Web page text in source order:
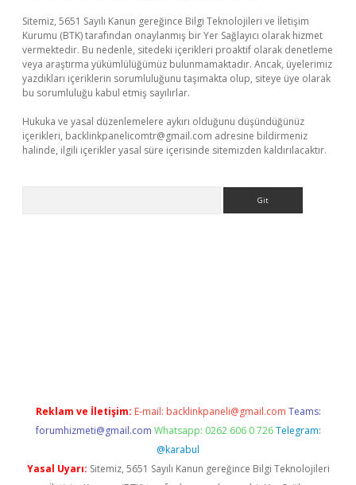
Sitemiz, 5651 Sayılı Kanun gereğince Bilgi Teknolojileri ve İletişim
Kurumu (BTK) tarafından onaylanmış bir Yer Sağlayıcı olarak hizmet
vermektedir. Bu nedenle, sitedeki içerikleri proaktif olarak denetleme
veya araştırma yükümlülüğümüz bulunmamaktadır. Ancak, üyelerimiz
yazdıkları içeriklerin sorumluluğunu taşımakta olup, siteye üye olarak
bu sorumluluğu kabul etmiş sayılırlar.
Hukuka ve yasal düzenlemelere aykırı olduğunu düşündüğünüz
içerikleri, backlinkpanelicomtr@gmail.com adresine bildirmeniz
halinde, ilgili içerikler yasal süre içerisinde sitemizden kaldırılacaktır.
Reklam ve İletişim: E-mail: backlinkpaneli@gmail.com Teams:
forumhizmeti@gmail.com Whatsapp: 0262 606 0 726 Telegram:
@karabul
Yasal Uyarı: Sitemiz, 5651 Sayılı Kanun gereğince Bilgi Teknolojileri